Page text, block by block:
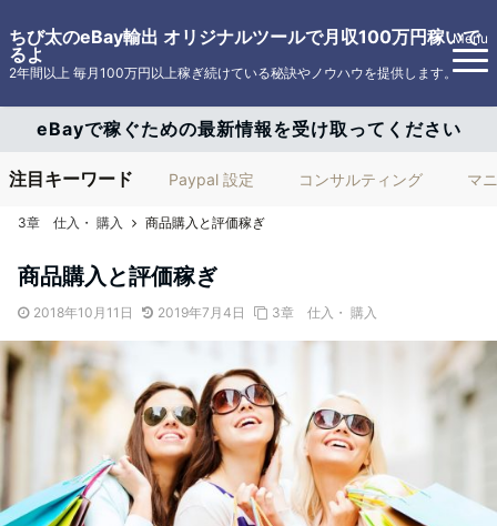
ちび太のeBay輸出 オリジナルツールで月収100万円稼いで
るよ
2年間以上 毎月100万円以上稼ぎ続けている秘訣やノウハウを提供します。
Menu
eBayで稼ぐための最新情報を受け取ってください
注目キーワード Paypal 設定 コンサルティング マ
3章 仕入・ 購入 商品購入と評価稼ぎ
商品購入と評価稼ぎ
2018年10月11日 2019年7月4日 3章 仕入・ 購入